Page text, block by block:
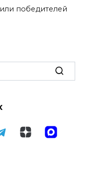
победителей